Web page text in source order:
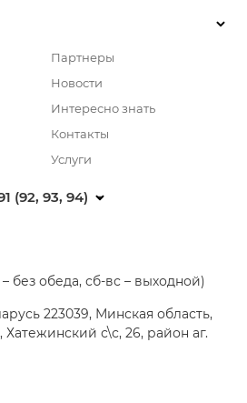
Партнеры
Новости
Интересно знать
Контакты
Услуги
(92, 93, 94)
– без обеда, сб-вс – выходной)
223039, Минская область,
с\с, 26, район аг.